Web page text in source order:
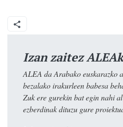
Izan zaitez
ALEA da Arabako euskarazko
bezalako irakurleen babesa
Zuk ere gurekin bat egin nahi
ezberdinak dituzu gure